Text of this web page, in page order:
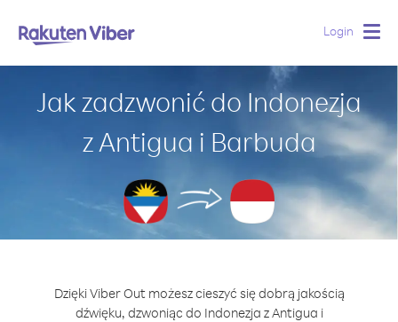
Login
Jak zadzwonić do Indonezja
z Antigua i Barbuda
Dzięki Viber Out możesz cieszyć się dobrą jakością
dźwięku, dzwoniąc do Indonezja z Antigua i